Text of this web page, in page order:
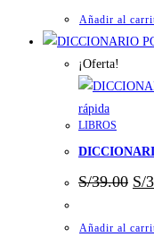
Añadir al
¡Oferta!
rápida
LIBROS
S/39.00 El
S/
Añadir al